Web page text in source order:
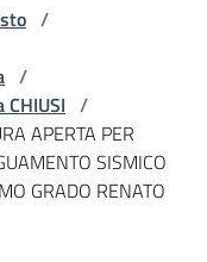
/
/
/
APERTA PER
SISMICO
GRADO RENATO